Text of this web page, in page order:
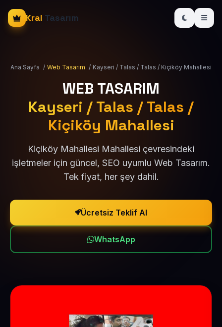
Kral Tasarım
Ana Sayfa / Web Tasarım / Kayseri / Talas / Talas / Kiçiköy Mahallesi
WEB TASARIM
Kayseri / Talas / Talas /
Kiçiköy Mahallesi
Kiçiköy Mahallesi Mahallesi çevresindeki
işletmeler için güncel, SEO uyumlu Web Tasarım.
Tek fiyat, her şey dahil.
Ücretsiz Teklif Al
WhatsApp